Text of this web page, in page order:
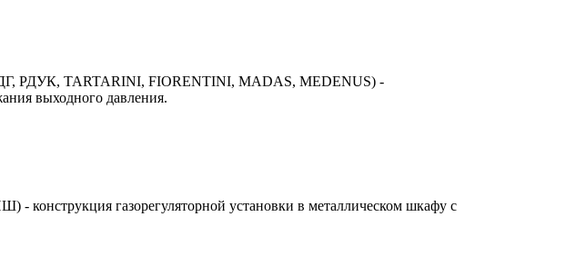
РДУК, TARTARINI, FIORENTINI, MADAS, MEDENUS) -
выходного давления.
газорегуляторной установки в металлическом шкафу с